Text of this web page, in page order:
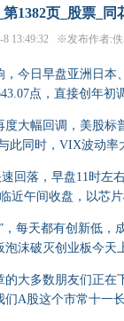
1382页_股票_同
8 13:49:32 ※发布作者:
日早盘亚洲日本
点，直接创年
幅回调，美股标
此同时，VIX波动
落，早盘11时左
近午间收盘，以芯
天都有创新低，
沫破灭创业板今天
多数朋友们正在
A股这个市常十一